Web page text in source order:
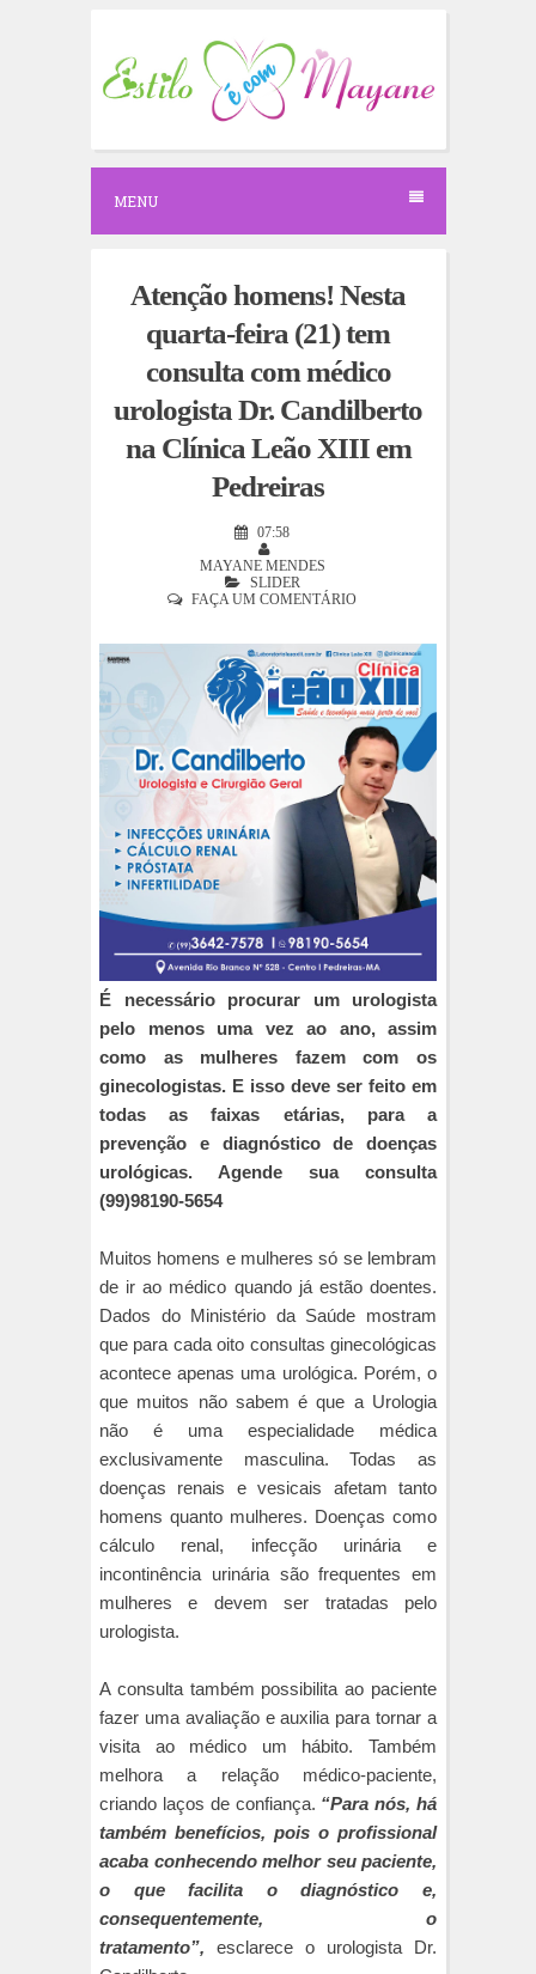
c
o
e
MENU
Atenção homens! Nesta
quarta-feira (21) tem
consulta com médico
urologista Dr. Candilberto
na Clínica Leão XIII em
Pedreiras
07:58
MAYANE MENDES
SLIDER
FAÇA UM COMENTÁRIO
É necessário procurar um urologista
pelo menos uma vez ao ano, assim
como as mulheres fazem com os
ginecologistas. E isso deve ser feito em
todas as faixas etárias, para a
prevenção e diagnóstico de doenças
urológicas. Agende sua consulta
(99)98190-5654
Muitos homens e mulheres só se lembram
de ir ao médico quando já estão doentes.
Dados do Ministério da Saúde mostram
que para cada oito consultas ginecológicas
acontece apenas uma urológica. Porém, o
que muitos não sabem é que a Urologia
não é uma especialidade médica
exclusivamente masculina. Todas as
doenças renais e vesicais afetam tanto
homens quanto mulheres. Doenças como
cálculo renal, infecção urinária e
incontinência urinária são frequentes em
mulheres e devem ser tratadas pelo
urologista.
A consulta também possibilita ao paciente
fazer uma avaliação e auxilia para tornar a
visita ao médico um hábito. Também
melhora a relação médico-paciente,
criando laços de confiança. “Para nós, há
também benefícios, pois o profissional
acaba conhecendo melhor seu paciente,
o que facilita o diagnóstico e,
consequentemente, o
tratamento”, esclarece o urologista Dr.